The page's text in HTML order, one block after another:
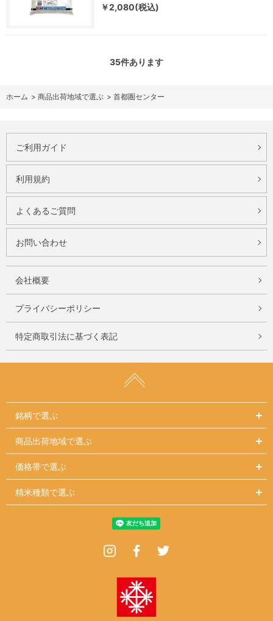
￥2,080(税込)
35件あります
ホーム > 商品出荷地域で選ぶ > 首都圏センター
ご利用ガイド
利用規約
よくあるご質問
お問い合わせ
会社概要
プライバシーポリシー
特定商取引法に基づく表記
銘柄で選ぶ
商品出荷地域で選ぶ
価格帯で選ぶ
精米種類で選ぶ
InstagramFacebook